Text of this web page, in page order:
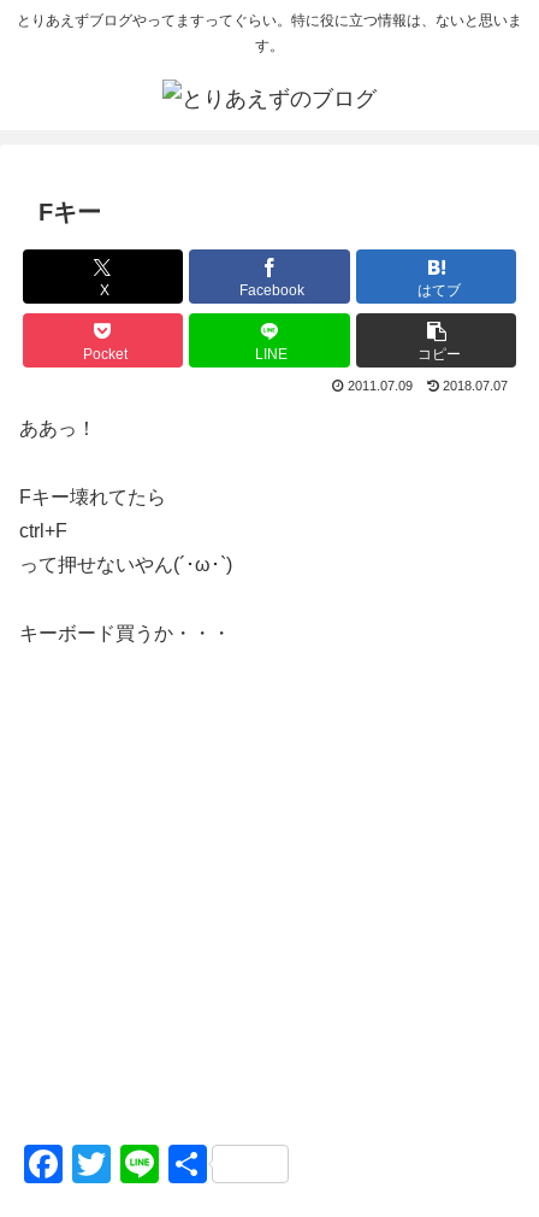
とりあえずブログやってますってぐらい。特に役に立つ情報は、ないと思いま
す。
Fキー
X Facebook はてブ
Pocket LINE コピー
2011.07.09 2018.07.07
ああっ！
Fキー壊れてたら
ctrl+F
って押せないやん(´･ω･`)
キーボード買うか・・・
F
T
Li 共